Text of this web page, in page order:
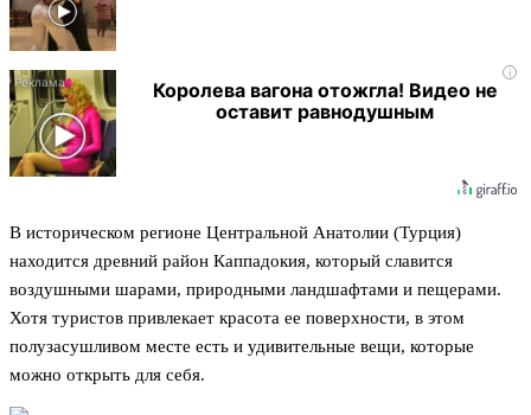
i
Королева вагона отожгла! Видео не
оставит равнодушным
В историческом регионе Центральной Анатолии (Турция)
находится древний район Каппадокия, который славится
воздушными шарами, природными ландшафтами и пещерами.
Хотя туристов привлекает красота ее поверхности, в этом
полузасушливом месте есть и удивительные вещи, которые
можно открыть для себя.